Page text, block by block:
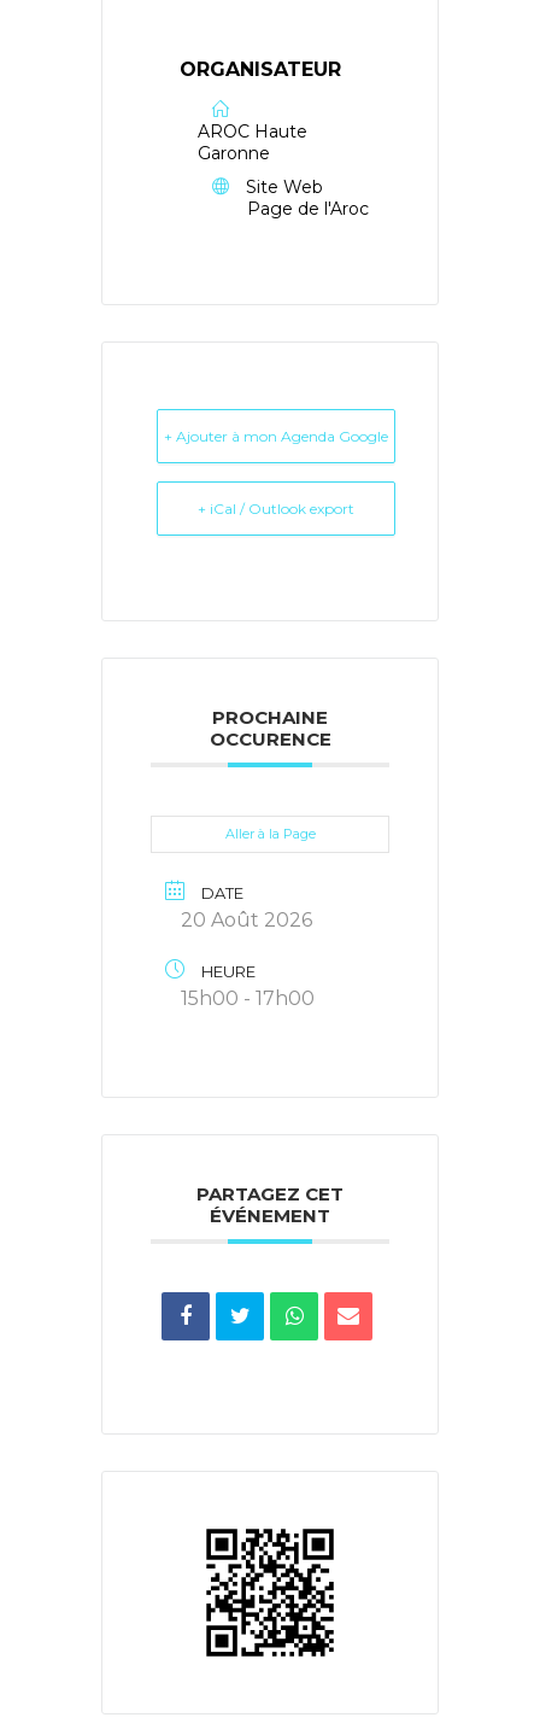
ORGANISATEUR
AROC Haute
Garonne
Site Web
Page de l'Aroc
+ Ajouter à mon Agenda Google
+ iCal / Outlook export
PROCHAINE
OCCURENCE
Aller à la Page
DATE
20 Août 2026
HEURE
15h00 - 17h00
PARTAGEZ CET
ÉVÉNEMENT